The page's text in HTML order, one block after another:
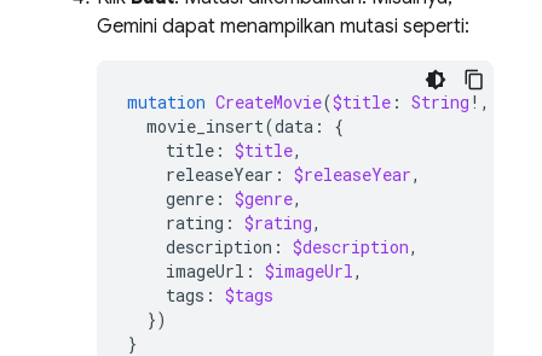
Gemini dapat menampilkan mutasi seperti:
mutation CreateMovie($title : String !,
movie_insert(data :
{
title : $title,
releaseYear : $releaseYear,
genre : $genre,
rating : $rating,
description : $description,
imageUrl : $imageUrl,
tags : $tags
})
}